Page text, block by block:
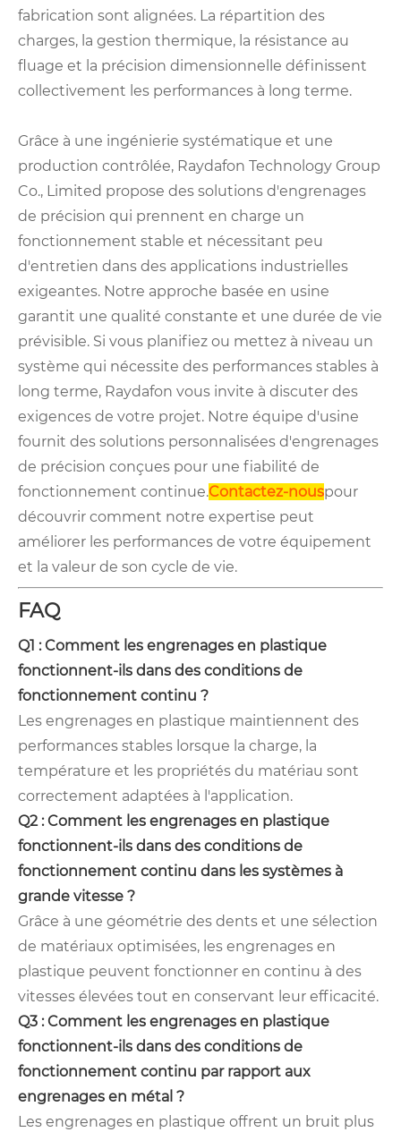
fabrication sont alignées. La répartition des
charges, la gestion thermique, la résistance au
fluage et la précision dimensionnelle définissent
collectivement les performances à long terme.
Grâce à une ingénierie systématique et une
production contrôlée, Raydafon Technology Group
Co., Limited propose des solutions d'engrenages
de précision qui prennent en charge un
fonctionnement stable et nécessitant peu
d'entretien dans des applications industrielles
exigeantes. Notre approche basée en usine
garantit une qualité constante et une durée de vie
prévisible. Si vous planifiez ou mettez à niveau un
système qui nécessite des performances stables à
long terme, Raydafon vous invite à discuter des
exigences de votre projet. Notre équipe d'usine
fournit des solutions personnalisées d'engrenages
de précision conçues pour une fiabilité de
fonctionnement continue.Contactez-nouspour
découvrir comment notre expertise peut
améliorer les performances de votre équipement
et la valeur de son cycle de vie.
FAQ
Q1 : Comment les engrenages en plastique
fonctionnent-ils dans des conditions de
fonctionnement continu ?
Les engrenages en plastique maintiennent des
performances stables lorsque la charge, la
température et les propriétés du matériau sont
correctement adaptées à l'application.
Q2 : Comment les engrenages en plastique
fonctionnent-ils dans des conditions de
fonctionnement continu dans les systèmes à
grande vitesse ?
Grâce à une géométrie des dents et une sélection
de matériaux optimisées, les engrenages en
plastique peuvent fonctionner en continu à des
vitesses élevées tout en conservant leur efficacité.
Q3 : Comment les engrenages en plastique
fonctionnent-ils dans des conditions de
fonctionnement continu par rapport aux
engrenages en métal ?
Les engrenages en plastique offrent un bruit plus